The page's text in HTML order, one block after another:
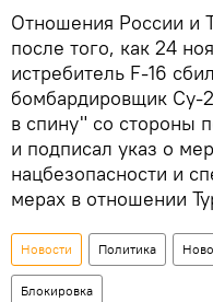
Отношения России и
после того, как 24
истребитель F-16
бомбардировщик Су-
в спину" со стороны
и подписал указ о
нацбезопасности и
мерах в отношении
Новости Политика
Блокировка